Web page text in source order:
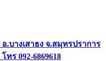
.บางเสาธง จ.สมุทรปราการ
ร 092-6869618